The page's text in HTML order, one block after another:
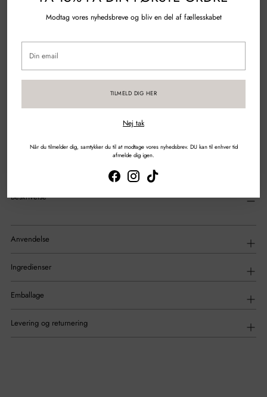
Modtag vores nyhedsbreve og bliv en del af fællesskabet
email
TILMELD DIG HER
Nej tak
Når du tilmelder dig, samtykker du til at modtage vores nyhedsbrev. DU kan til enhver tid
afmelde dig igen.
100% Genanvendt plastik
Gratis fragt over 500 kr.
Sikker betaling med kort & mobilepay
DEL
din
indkøbskurv
Beskrivelse
Anvendelse
Ingredienser
Emballage
Levering og returnering